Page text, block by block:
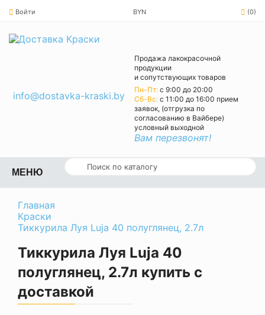
Войти BYN (0)
info@dostavka-kraski.by
Продажа лакокрасочной
продукции
и сопутствующих товаров
Пн-Пт:с 9:00 до 20:00
Cб-Вс:с 11:00 до 16:00 прием
заявок, (отгрузка по
согласованию в Вайбере)
условный выходной
Вам перезвонят!
МЕНЮ
Главная
Краски
Тиккурила Луя Luja 40 полуглянец, 2.7л
Тиккурила Луя Luja 40
полуглянец, 2.7л купить с
доставкой